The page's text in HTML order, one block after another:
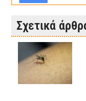
Σχετικά